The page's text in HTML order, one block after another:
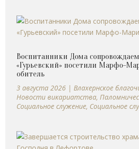
Воспитанники Дома
«Гурьевский» посетили Марфо-
обитель
3 августа 2026 |Влахернское
Новости викариатства,
Социальное служение, Социальное